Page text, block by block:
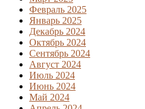
Февраль 2025
Январь 2025
Декабрь 2024
Октябрь 2024
Сентябрь 2024
Август 2024
Июль 2024
Июнь 2024
Май 2024